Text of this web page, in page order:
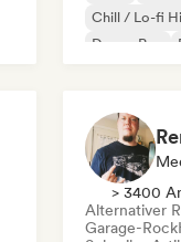
Chill / Lo-fi
Dream Pop
> 3400
Alternativer
Garage-Rock